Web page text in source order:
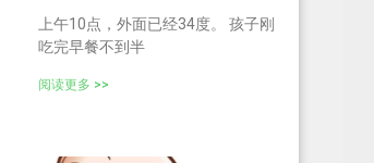
上午10点，外面已经34度。 孩子刚
吃完早餐不到半
阅读更多 >>